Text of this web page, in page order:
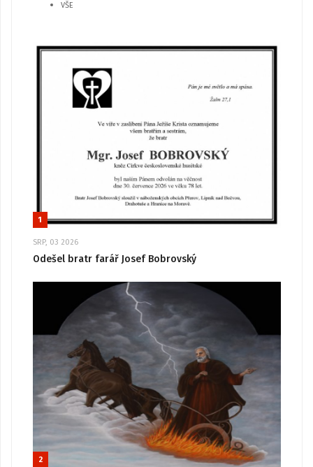
VŠE
1
SRP, 03 2026
Odešel bratr farář Josef Bobrovský
2